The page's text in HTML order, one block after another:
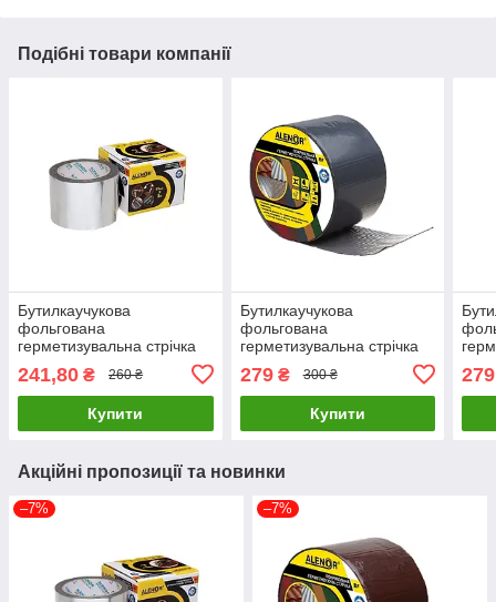
Подібні товари компанії
Бутилкаучукова
фольгована
герметизувальна стрічка
Аленор BF — 75 мм*3 м
(сіра)
241,80 ₴ 260 ₴
Купити
Бутилкаучукова
фольгована
герметизувальна стрічка
Аленор BF — 100 мм*3 м
(графітовий)
279₴ 300 ₴
Купити
279
Акційні пропозиції та новинки
–7% –7%